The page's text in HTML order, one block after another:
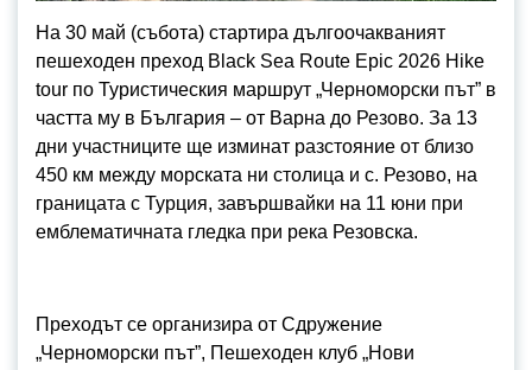
На 30 май (събота) стартира дългоочакваният
пешеходен преход Black Sea Route Epic 2026 Hike
tour по Туристическия маршрут „Черноморски път” в
частта му в България – от Варна до Резово. За 13
дни участниците ще изминат разстояние от близо
450 км между морската ни столица и с. Резово, на
границата с Турция, завършвайки на 11 юни при
емблематичната гледка при река Резовска.
Преходът се организира от Сдружение
„Черноморски път”, Пешеходен клуб „Нови